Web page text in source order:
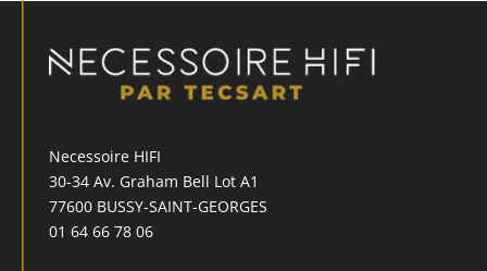
Necessoire HIFI
30-34 Av. Graham Bell Lot A1
77600 BUSSY-SAINT-GEORGES
01 64 66 78 06